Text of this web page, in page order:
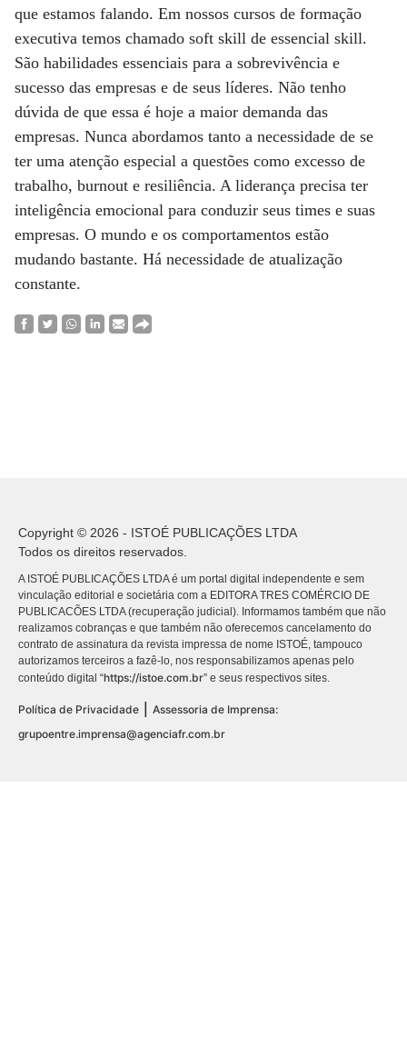
que estamos falando. Em nossos cursos de formação
executiva temos chamado soft skill de essencial skill.
São habilidades essenciais para a sobrevivência e
sucesso das empresas e de seus líderes. Não tenho
dúvida de que essa é hoje a maior demanda das
empresas. Nunca abordamos tanto a necessidade de se
ter uma atenção especial a questões como excesso de
trabalho, burnout e resiliência. A liderança precisa ter
inteligência emocional para conduzir seus times e suas
empresas. O mundo e os comportamentos estão
mudando bastante. Há necessidade de atualização
constante.
Copyright © 2026 - ISTOÉ PUBLICAÇÕES LTDA
Todos os direitos reservados.
A ISTOÉ PUBLICAÇÕES LTDA é um portal digital independente e sem
vinculação editorial e societária com a EDITORA TRES COMÉRCIO DE
PUBLICACÕES LTDA (recuperação judicial). Informamos também que não
realizamos cobranças e que também não oferecemos cancelamento do
contrato de assinatura da revista impressa de nome ISTOÉ, tampouco
autorizamos terceiros a fazê-lo, nos responsabilizamos apenas pelo
conteúdo digital “https://istoe.com.br” e seus respectivos sites.
Política de Privacidade
Assessoria de Imprensa:
grupoentre.imprensa@agenciafr.com.br